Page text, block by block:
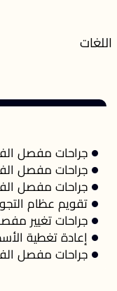
اللغات
جراحات مفصل
جراحات مفصل
جراحات مفصل
تقويم عظام
جراحات تغيير
إعادة تغطية
جراحات مفصل